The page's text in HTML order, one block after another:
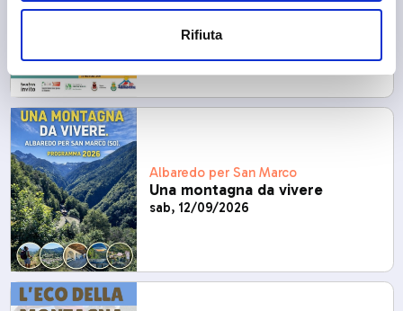
Rifiuta
Chi viene a Teatro
Albaredo per San Marco
Una montagna da vivere
sab, 12/09/2026